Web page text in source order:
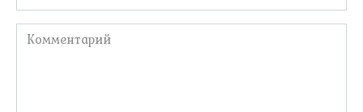
Комментарий